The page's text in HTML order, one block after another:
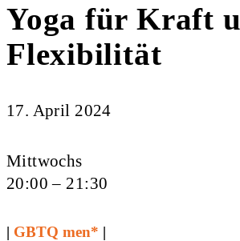
Yoga für Kraft
Flexibilität
17. April 2024
Mittwochs
20:00 – 21:30
| GBTQ men* |